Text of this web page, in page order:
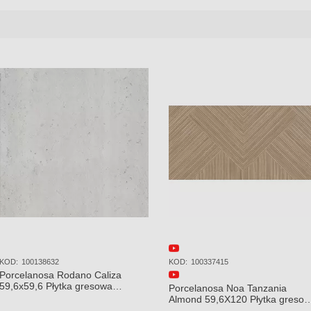
Caliza
Porcelanosa Prada Acero 45x120
Płytka Ceramiczna Ścienna
Porcelanosa